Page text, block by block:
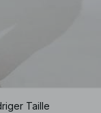
Taille